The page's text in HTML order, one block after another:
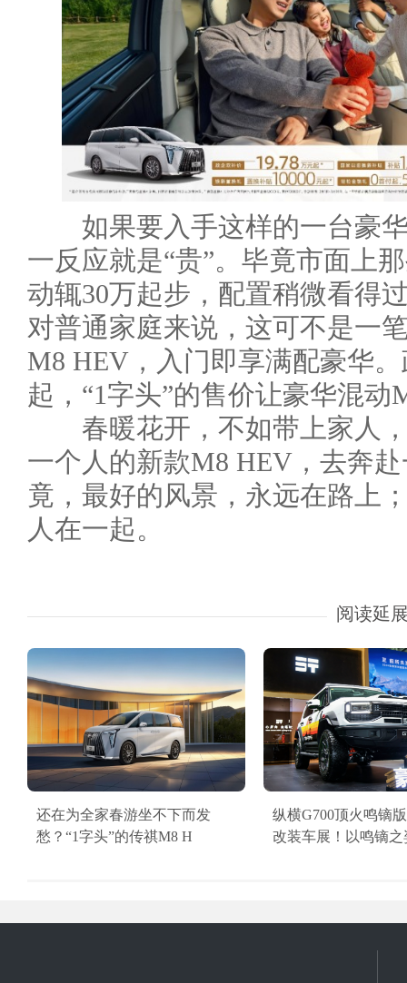
如果要入手这样的一台豪华
一反应就是“贵”。毕竟市面上
动辄30万起步，配置稍微看得
对普通家庭来说，这可不是一
M8 HEV，入门即享满配豪华
起，“1字头”的售价让豪华混动
春暖花开，不如带上家人，
一个人的新款M8 HEV，去奔
竟，最好的风景，永远在路上
人在一起。
阅读延
还在为全家春游坐不下而发
愁？“1字头”的传祺M8 H
纵横G700顶火鸣镝
改装车展！以鸣镝之